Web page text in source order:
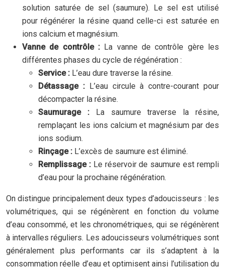
solution saturée de sel (saumure). Le sel est utilisé
pour régénérer la résine quand celle-ci est saturée en
ions calcium et magnésium.
Vanne de contrôle : La vanne de contrôle gère les
différentes phases du cycle de régénération :
Service : L’eau dure traverse la résine.
Détassage :
L’eau circule à contre-courant pour
décompacter la résine.
Saumurage :
La saumure traverse la résine,
remplaçant les ions calcium et magnésium par des
ions sodium.
Rinçage : L’excès de saumure est éliminé.
Remplissage : Le réservoir de saumure est rempli
d’eau pour la prochaine régénération.
On distingue principalement deux types d’adoucisseurs : les
volumétriques, qui se régénèrent en fonction du volume
d’eau consommé, et les chronométriques, qui se régénèrent
à intervalles réguliers. Les adoucisseurs volumétriques sont
généralement plus performants car ils s’adaptent à la
consommation réelle d’eau et optimisent ainsi l’utilisation du